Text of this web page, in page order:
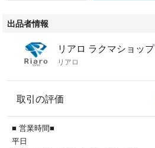
出品者情報
リアロ ラクマショップ
リアロ
取引の評価
■ 営業時間■
平日